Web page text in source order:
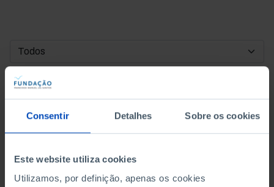
Consentir Detalhes Sobre os cookies
Este website utiliza cookies
Utilizamos, por definição, apenas os cookies
DATA DE INÍCIO
DATA DE FIM